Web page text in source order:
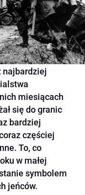
najbardziej
miesiącach
się do granic
bardziej
częściej
To, co
w małej
symbolem
jeńców.